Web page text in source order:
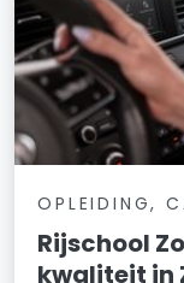
OPLEIDING,
Rijschool
kwaliteit in